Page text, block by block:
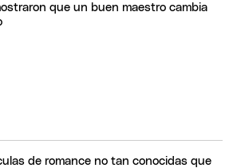
que un buen maestro cambia
de romance no tan conocidas que